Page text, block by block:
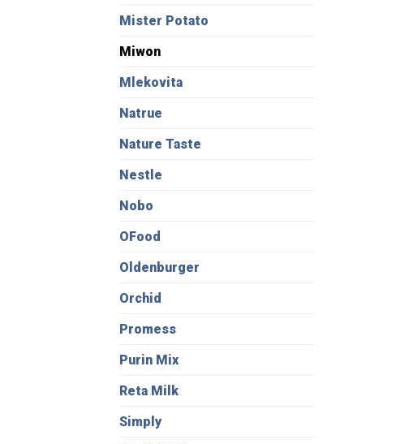
Mister Potato
Miwon
Mlekovita
Natrue
Nature Taste
Nestle
Nobo
OFood
Oldenburger
Orchid
Promess
Purin Mix
Reta Milk
Simply